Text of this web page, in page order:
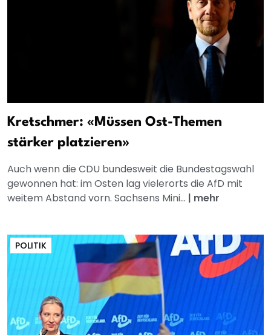
Kretschmer: «Müssen Ost-Themen
stärker platzieren»
Auch wenn die CDU bundesweit die Bundestagswahl
gewonnen hat: im Osten lag vielerorts die AfD mit
weitem Abstand vorn. Sachsens Mini... | mehr
POLITIK